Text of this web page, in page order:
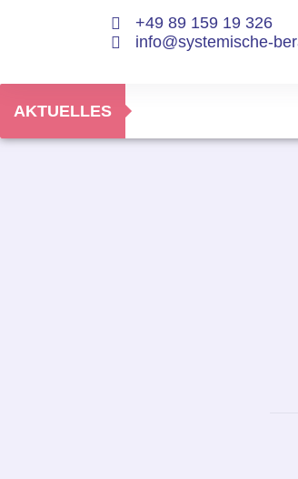
+49 89 159 19 326
info@systemische-
AKTUELLES